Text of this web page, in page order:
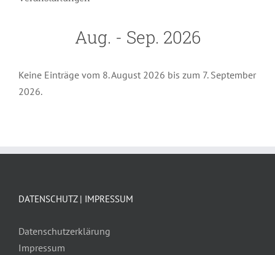
Aug. - Sep. 2026
Keine Einträge vom 8. August 2026 bis zum 7. September
2026.
DATENSCHUTZ | IMPRESSUM
Datenschutzerklärung
Impressum